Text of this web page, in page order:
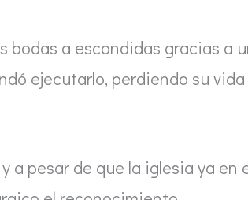
bodas a escondidas gracias a
ejecutarlo, perdiendo su
a pesar de que la iglesia ya en